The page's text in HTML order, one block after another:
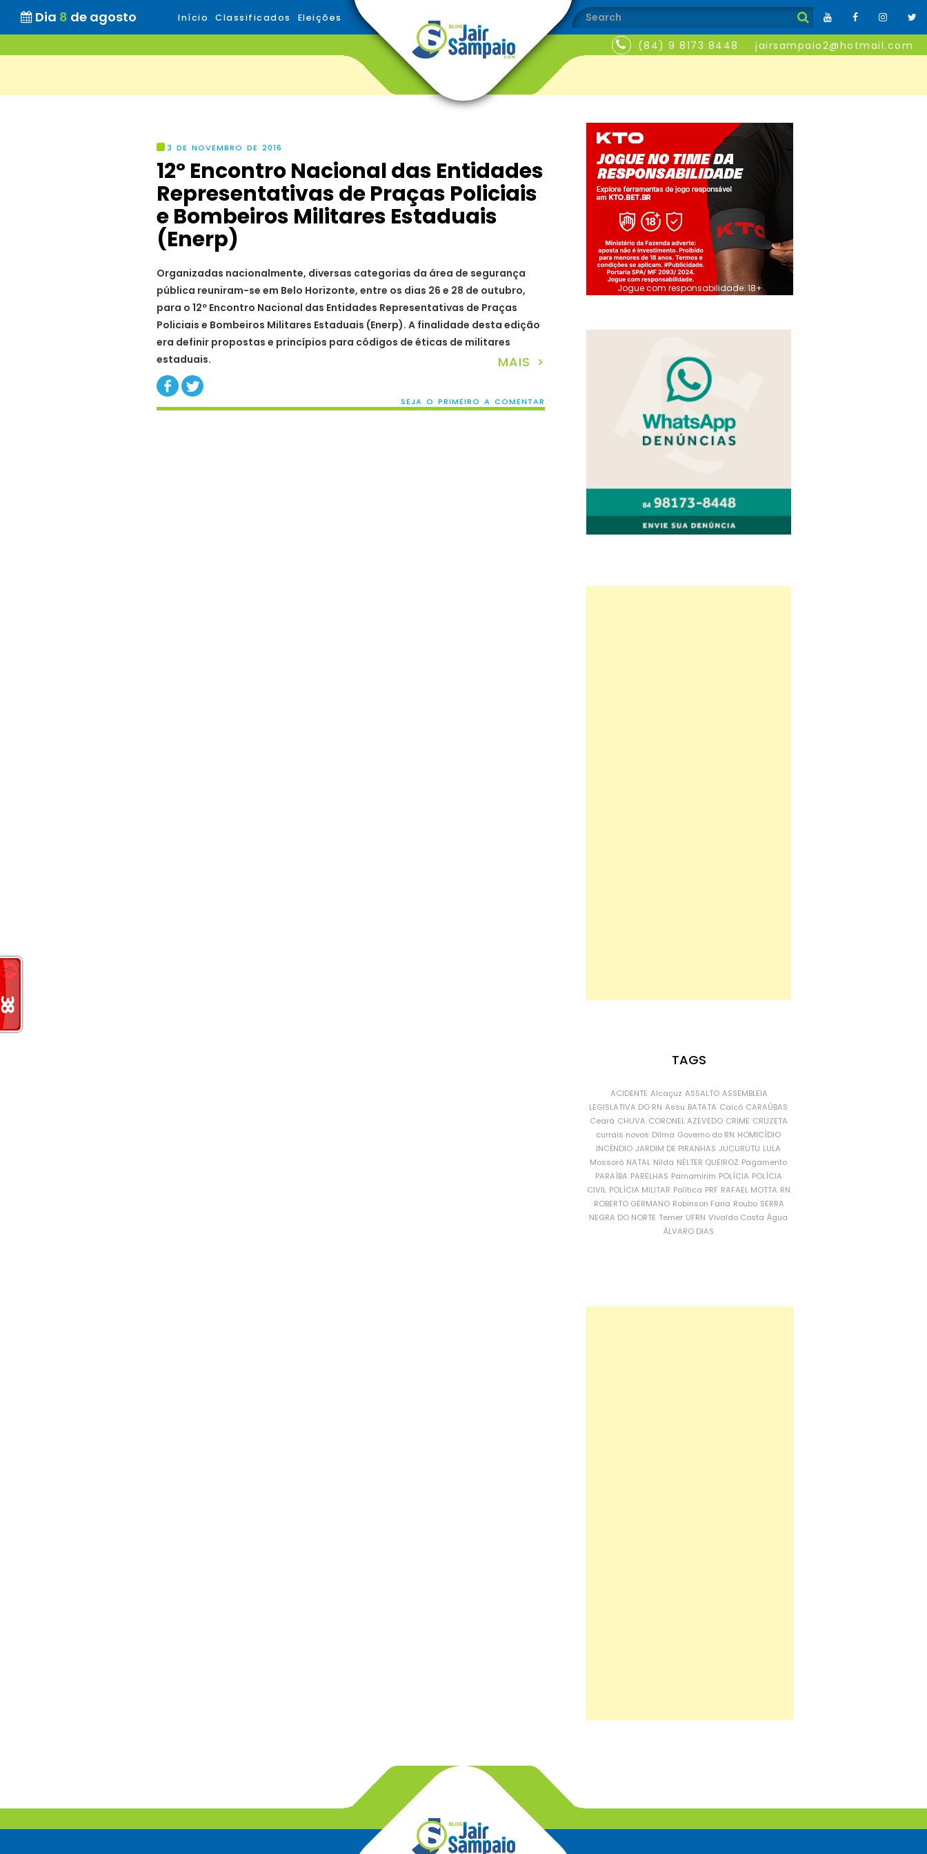
Dia 8 de agosto Início Classificados Eleições
(84) 9 8173 8448 jairsampaio2@hotmail.com
3 DE NOVEMBRO DE 2016
12º Encontro Nacional das Entidades
Representativas de Praças Policiais
e Bombeiros Militares Estaduais
(Enerp)
Organizadas nacionalmente, diversas categorias da área de segurança
pública reuniram-se em Belo Horizonte, entre os dias 26 e 28 de outubro,
para o 12º Encontro Nacional das Entidades Representativas de Praças
Policiais e Bombeiros Militares Estaduais (Enerp). A finalidade desta edição
era definir propostas e princípios para códigos de éticas de militares
estaduais.
MAIS >
SEJA O PRIMEIRO A COMENTAR
Jogue com responsabilidade. 18+
TAGS
ACIDENTE Alcaçuz ASSALTO ASSEMBLEIA
LEGISLATIVA DO RN Assu BATATA Caicó CARAÚBAS
Ceará CHUVA CORONEL AZEVEDO CRIME CRUZETA
currais novos Dilma Governo do RN HOMICÍDIO
INCÊNDIO JARDIM DE PIRANHAS JUCURUTU LULA
Mossoró NATAL Nilda NÉLTER QUEIROZ Pagamento
PARAÍBA PARELHAS Parnamirim POLÍCIA POLÍCIA
CIVIL POLÍCIA MILITAR Política PRF RAFAEL MOTTA RN
ROBERTO GERMANO Robinson Faria Roubo SERRA
NEGRA DO NORTE Temer UFRN Vivaldo Costa Água
ÁLVARO DIAS